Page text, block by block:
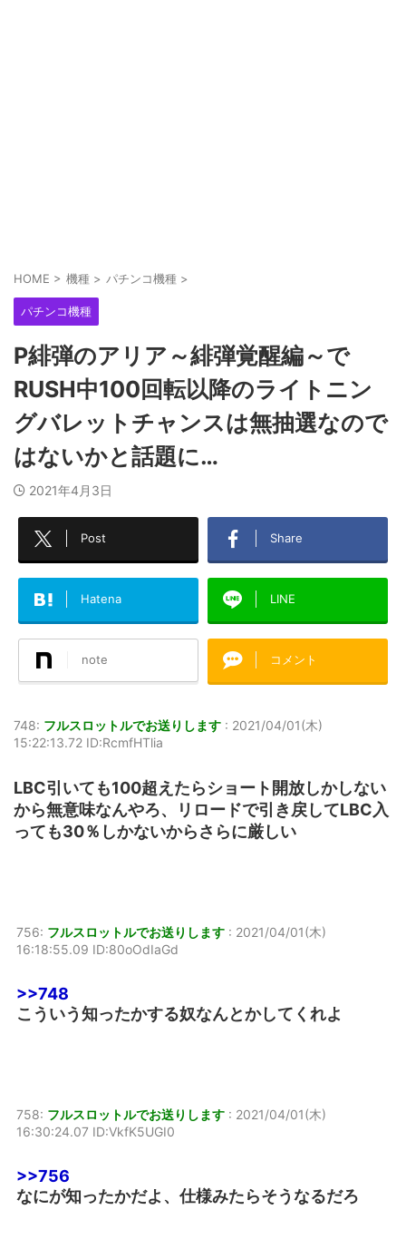
HOME > 機種 > パチンコ機種 >
パチンコ機種
P緋弾のアリア～緋弾覚醒編～で
RUSH中100回転以降のライトニン
グバレットチャンスは無抽選なので
はないかと話題に…
2021年4月3日
Post Share
Hatena LINE
note コメント
748: フルスロットルでお送りします : 2021/04/01(木)
15:22:13.72 ID:RcmfHTlia
LBC引いても100超えたらショート開放しかしない
から無意味なんやろ、リロードで引き戻してLBC入
っても30％しかないからさらに厳しい
756: フルスロットルでお送りします : 2021/04/01(木)
16:18:55.09 ID:80oOdIaGd
>>748
こういう知ったかする奴なんとかしてくれよ
758: フルスロットルでお送りします : 2021/04/01(木)
16:30:24.07 ID:VkfK5UGI0
>>756
なにが知ったかだよ、仕様みたらそうなるだろ